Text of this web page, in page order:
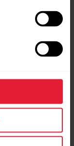
$499.990